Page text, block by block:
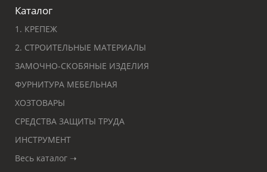
Каталог
1. КРЕПЕЖ
2. СТРОИТЕЛЬНЫЕ МАТЕРИАЛЫ
ЗАМОЧНО-СКОБЯНЫЕ ИЗДЕЛИЯ
ФУРНИТУРА МЕБЕЛЬНАЯ
ХОЗТОВАРЫ
СРЕДСТВА ЗАЩИТЫ ТРУДА
ИНСТРУМЕНТ
Весь каталог ➝